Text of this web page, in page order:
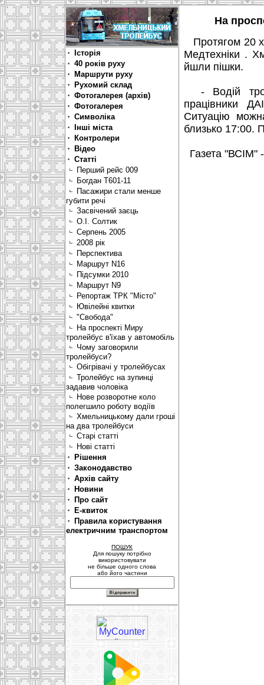
Історія
40 років руху
Маршрути руху
Рухомий склад
Фотогалерея (архів)
Фотогалерея
Символіка
Інші міста
Контролери
Відео
Статті
Перший рейс 009
Богдан Т601-11
Пасажири стали менше
губити речі
Засвічений заєць
О.І. Солтик
Серпень 2005
2008 рік
Перспектива
Маршрут N16
Підсумки 2010
Маршрут N9
Репортаж ТРК "Місто"
Ювілейні квитки
"Свобода"
На проспекті Миру
тролейбус в'їхав у автомобіль
Чому заговорили
тролейбуси?
Обігрівачі у тролейбусах
Тролейбус на зупинці
задавив чоловіка
Нове розворотне коло
полегшило роботу водіїв
Хмельницькому дали гроші
на два тролейбуси
Старі статті
Нові статті
Рішення
Законодавство
Архів сайту
Новини
Про сайт
Е-квиток
Правила користування
електричним транспортом
ПОШУК
Для пошуку потрібно
використовувати
не більше одного слова
або його частини
На
Протягом 20
Медтехніки .
йшли пішки.
- Водій
працівники
Ситуацію
близько 17:00.
Газета "ВСІМ"